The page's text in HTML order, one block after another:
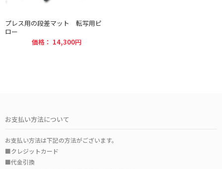
プレス用の段差マット 転写用ピ
ロー
価格： 14,300円
お支払い方法について
お支払い方法は下記の方法がございます。
■クレジットカード
■代金引換